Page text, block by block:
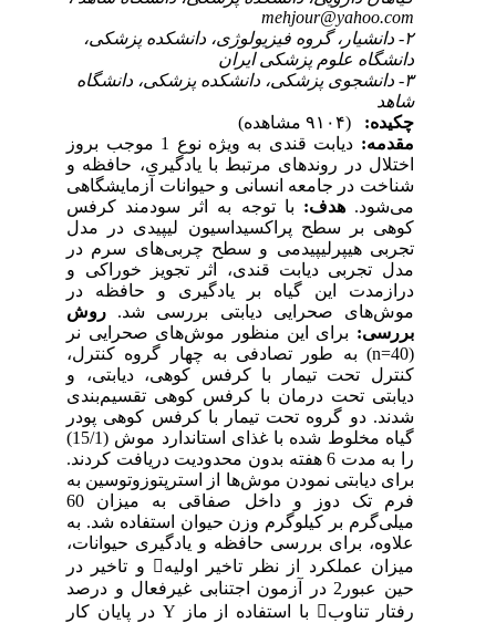
mehjour@yahoo.com
۲- دانشیار، گروه فیزیولوژی، دانشکده پزشکی،
دانشگاه علوم پزشکی ایران
۳- دانشجوی پزشکی، دانشکده پزشکی، دانشگاه
شاهد
چکیده:
(۹۱۰۴ مشاهده)
مقدمه:
دیابت قندی به ویژه نوع 1 موجب بروز
اختلال در روندهای مرتبط با یادگیری، حافظه و
شناخت در جامعه انسانی و حیوانات آزمایشگاهی
می‌شود.هدف:با توجه به اثر سودمند کرفس
کوهی بر سطح پراکسیداسیون لیپیدی در مدل
تجربی هیپرلیپیدمی و سطح چربی‌های سرم در
مدل تجربی دیابت قندی، اثر تجویز خوراکی و
درازمدت این گیاه بر یادگیری و حافظه در
موش‌های صحرایی دیابتی بررسی شد.روش
بررسی:برای این منظور موش‌های صحرایی نر
(40=n) به طور تصادفی به چهار گروه کنترل،
کنترل تحت تیمار با کرفس کوهی، دیابتی، و
دیابتی تحت درمان با کرفس کوهی تقسیم‌بندی
شدند. دو گروه تحت تیمار با کرفس کوهی پودر
گیاه مخلوط شده با غذای استاندارد موش (15/1)
را به مدت 6 هفته بدون محدودیت دریافت کردند.
برای دیابتی نمودن موش‌ها از استرپتوزوتوسین به
فرم تک دوز و داخل صفاقی به میزان 60
میلی‌گرم بر کیلوگرم وزن حیوان استفاده شد. به
علاوه، برای بررسی حافظه و یادگیری حیوانات،
میزان عملکرد از نظر تاخیر اولیه و تاخیر در
حین عبور2 در آزمون اجتنابی غیرفعال و درصد
رفتار تناوب با استفاده از ماز Y در پایان کار